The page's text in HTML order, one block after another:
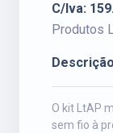
C/Iva:
Produtos
Descrição
O kit LtAP
sem fio à